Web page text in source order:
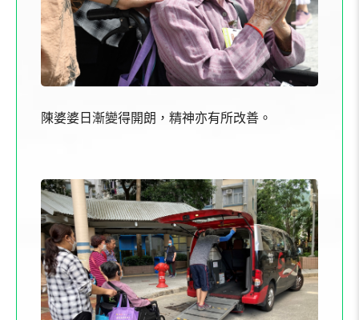
陳婆婆日漸變得開朗，精神亦有所改善。